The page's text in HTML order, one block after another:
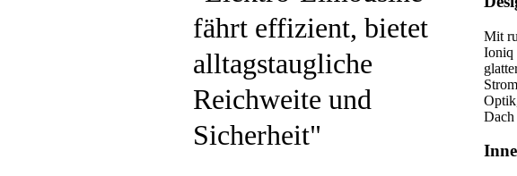
fährt effizient, bietet
alltagstaugliche
Reichweite und
Sicherheit
Mit
Ioniq
Dach